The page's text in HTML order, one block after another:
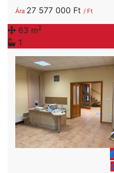
Ára 27 577 000 Ft / Ft
63 m2
1